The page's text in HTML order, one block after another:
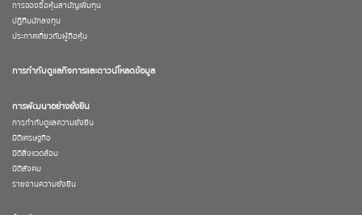
การจองซื้อหุ้นสามัญเพิ่มทุน
ปฏิทินนักลงทุน
ประกาศเกี่ยวกับผู้ถือหุ้น
การกำกับดูแลกิจการและดาวน์โหลดข้อมูล
การพัฒนาอย่างยั่งยืน
การกำกับดูแลความยั่งยืน
มิติเศรษฐกิจ
มิติสิ่งแวดล้อม
มิติสังคม
รายงานความยั่งยืน